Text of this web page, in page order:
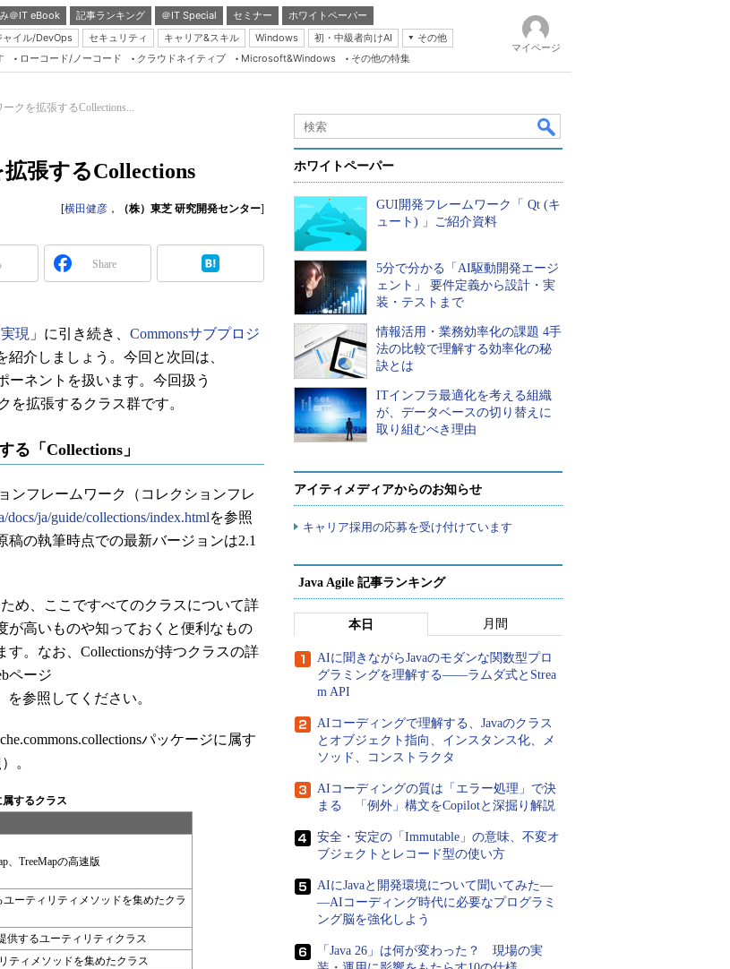
＠IT eBook 記事ランキング ＠IT Special セミナー
ホワイトペーパー
ャイル/DevOps セキュリティ キャリア&スキル Windows 初・中級者向けAI
その他
Server & Storage
Database Expert
Master of IP Network
Test & Tools
ローコード/ノーコード クラウドネイティブ Microsoft&Windows その他の特集
マイページ
クを拡張するCollections...
張するCollections
[横田健彦 ， （株）東芝 研究開発センター]
Share
現 」に引き続き、 Commonsサブプロジ
介しましょう。今回と次回は、
ーネントを扱います。今回扱う
を拡張するクラス群です。
る「Collections」
ンフレームワーク（コレクションフレ
docs/ja/guide/collections/index.htmlを参照
の執筆時点での最新バージョンは2.1
め、ここですべてのクラスについて詳
が高いものや知っておくと便利なもの
。なお、Collectionsが持つクラスの詳
ページ
を参照してください。
パッケージに属す
。
するクラス
、TreeMapの高速版
ユーティリティメソッドを集めたクラ
供するユーティリティクラス
ティメソッドを集めたクラス
ホワイトペーパー
GUI開発フレームワーク「 Qt (キ
ュート) 」ご紹介資料
5分で分かる「AI駆動開発エージ
ェント」 要件定義から設計・実
装・テストまで
情報活用・業務効率化の課題 4手
法の比較で理解する効率化の秘
訣とは
ITインフラ最適化を考える組織
が、データベースの切り替えに
取り組むべき理由
アイティメディアからのお知らせ
キャリア採用の応募を受け付けています
Java Agile 記事ランキング
本日 月間
AIに聞きながらJavaのモダンな関数型プロ
グラミングを理解する――ラムダ式とStrea
m API
AIコーディングで理解する、Javaのクラス
とオブジェクト指向、インスタンス化、メ
ソッド、コンストラクタ
AIコーディングの質は「エラー処理」で決
まる 「例外」構文をCopilotと深掘り解説
安全・安定の「Immutable」の意味、不変オ
ブジェクトとレコード型の使い方
AIにJavaと開発環境について聞いてみた―
―AIコーディング時代に必要なプログラミ
ング脳を強化しよう
「Java 26」は何が変わった？ 現場の実